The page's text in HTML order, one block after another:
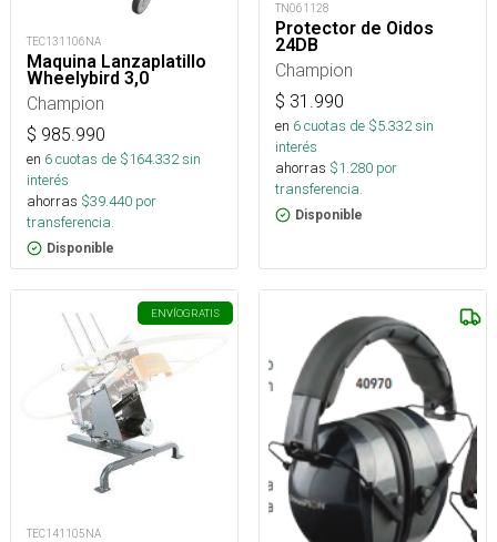
TEC131106NA
Maquina Lanzaplatillo
Wheelybird 3,0
Champion
$ 985.990
en 6cuotas de $164.332sin
interés
ahorras $39.440 por
transferencia.
Disponible
TN061128
Protector de Oidos
24DB
Champion
$ 31.990
en 6cuotas de $5.332sin
interés
ahorras $1.280 por
transferencia.
Disponible
ENVÍOGRATIS
TEC141105NA